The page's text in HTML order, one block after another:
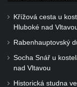
Křížová cesta u
Hluboké nad
Rabenhauptovský
Socha Snář u
nad Vltavou
Historická studna